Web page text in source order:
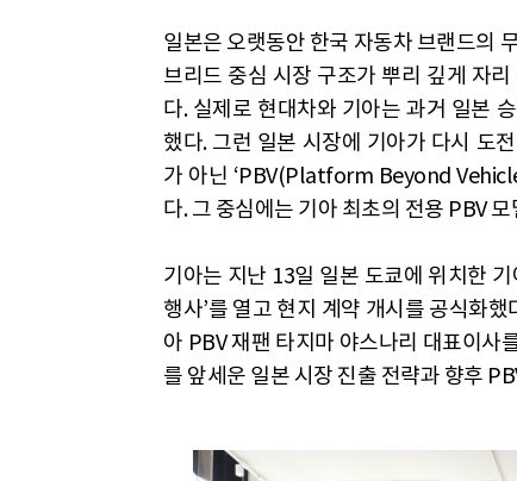
일본은 오랫동안 한국 자동차 브랜드의
브리드 중심 시장 구조가 뿌리 깊게 자
다. 실제로 현대차와 기아는 과거 일본
했다. 그런 일본 시장에 기아가 다시 도
가 아닌 ‘PBV(Platform Beyond
다. 그 중심에는 기아 최초의 전용 PBV
기아는 지난 13일 일본 도쿄에 위치한
행사’를 열고 현지 계약 개시를 공식화
아 PBV 재팬 타지마 야스나리 대표이사
를 앞세운 일본 시장 진출 전략과 향후